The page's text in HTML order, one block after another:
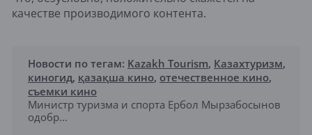
качестве производимого контента.
Новости по тегам: Kazakh Tourism, Казахтуризм,
киногид, қазақша кино, отечественное кино,
съемки кино
Министр туризма и спорта Ербол Мырзабосынов
одобр...